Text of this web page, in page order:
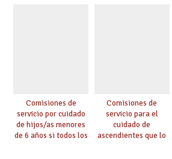
Comisiones de
servicio por cuidado
de hijos/as menores
de 6 años si todos los
Comisiones de
servicio para el
cuidado de
ascendientes que lo